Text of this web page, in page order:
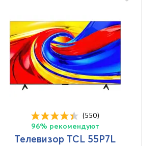
(550)
96% рекомендуют
Телевизор TCL 55P7L